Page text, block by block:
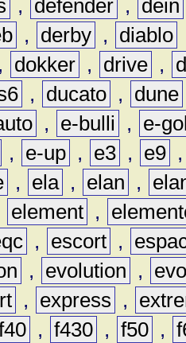
, defender , dein
, derby , diablo
, dokker , drive ,
, ducato , dune
, e-bulli ,
e-
, e-up , e3 , e9
, ela , elan ,
element ,
, escort ,
, evolution ,
, express ,
, f430 , f50 ,